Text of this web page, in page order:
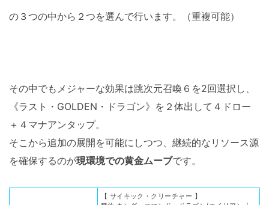
の３つの中から２つを選んで行います。（重複可能）
その中でもメジャーな効果は跳次元召喚６を2回選択し、
《ラスト・GOLDEN・ドラゴン》を２体出して４ドロー
＋４マナアンタップ。
そこから追加の展開を可能にしつつ、継続的なリソース源
を確保するのが現環境での黄金ムーブです。
【 サイキック・クリーチャー 】